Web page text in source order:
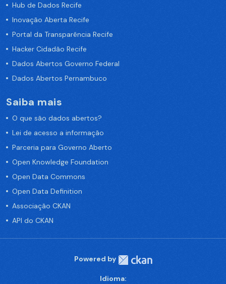
Hub de Dados Recife
Inovação Aberta Recife
Portal da Transparência Recife
Hacker Cidadão Recife
Dados Abertos Governo Federal
Dados Abertos Pernambuco
Saiba mais
O que são dados abertos?
Lei de acesso a informação
Parceria para Governo Aberto
Open Knowledge Foundation
Open Data Commons
Open Data Definition
Associação CKAN
API do CKAN
Powered by
Idioma